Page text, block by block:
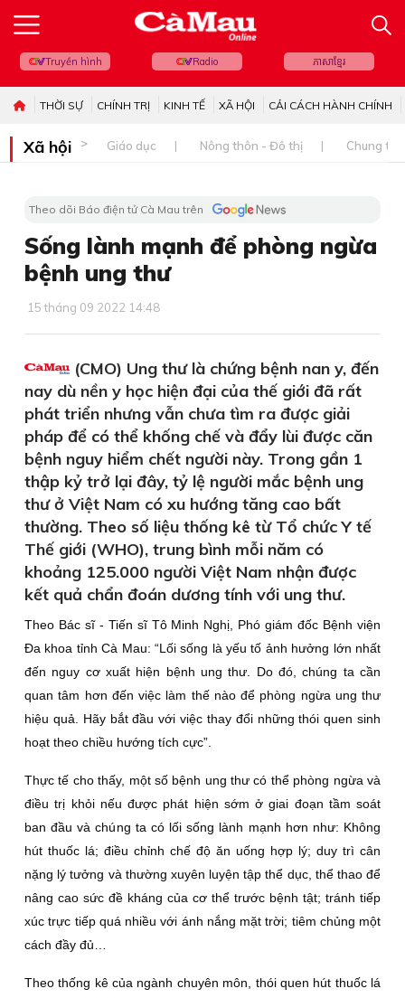
Truyền hình Radio ភាសាខ្មែរ
THỜI SỰ CHÍNH TRỊ KINH TẾ XÃ HỘI CẢI CÁCH HÀNH CHÍNH
Xã hội Giáo dục Nông thôn - Đô thị Chung
Theo dõi Báo điện tử Cà Mau trên
Sống lành mạnh để phòng ngừa
bệnh ung thư
15 tháng 09 2022 14:48
(CMO) Ung thư là chứng bệnh nan y, đến
nay dù nền y học hiện đại của thế giới đã rất
phát triển nhưng vẫn chưa tìm ra được giải
pháp để có thể khống chế và đẩy lùi được căn
bệnh nguy hiểm chết người này. Trong gần 1
thập kỷ trở lại đây, tỷ lệ người mắc bệnh ung
thư ở Việt Nam có xu hướng tăng cao bất
thường. Theo số liệu thống kê từ Tổ chức Y tế
Thế giới (WHO), trung bình mỗi năm có
khoảng 125.000 người Việt Nam nhận được
kết quả chẩn đoán dương tính với ung thư.
Theo Bác sĩ - Tiến sĩ Tô Minh Nghị, Phó giám đốc Bệnh viện
Đa khoa tỉnh Cà Mau: “Lối sống là yếu tố ảnh hưởng lớn nhất
đến nguy cơ xuất hiện bệnh ung thư. Do đó, chúng ta cần
quan tâm hơn đến việc làm thế nào để phòng ngừa ung thư
hiệu quả. Hãy bắt đầu với việc thay đổi những thói quen sinh
hoạt theo chiều hướng tích cực”.
Thực tế cho thấy, một số bệnh ung thư có thể phòng ngừa và
điều trị khỏi nếu được phát hiện sớm ở giai đoạn tầm soát
ban đầu và chúng ta có lối sống lành mạnh hơn như: Không
hút thuốc lá; điều chỉnh chế độ ăn uống hợp lý; duy trì cân
nặng lý tưởng và thường xuyên luyện tập thể dục, thể thao để
nâng cao sức đề kháng của cơ thể trước bệnh tật; tránh tiếp
xúc trực tiếp quá nhiều với ánh nắng mặt trời; tiêm chủng một
cách đầy đủ…
Theo thống kê của ngành chuyên môn, thói quen hút thuốc lá